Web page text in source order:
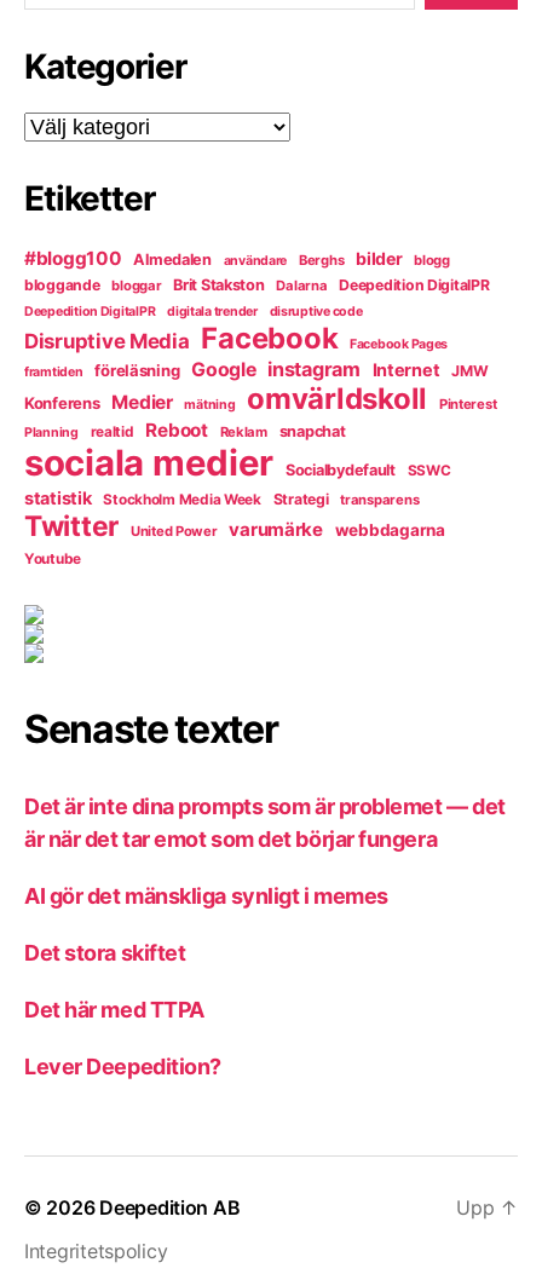
Kategorier
Kategorier
Etiketter
#blogg100 Almedalen användare Berghs bilder blogg
bloggande bloggar Brit Stakston Dalarna Deepedition DigitalPR
Deepedition DigitalPR digitala trender disruptive code
Disruptive Media Facebook
Facebook Pages
framtiden
föreläsning Google instagram Internet JMW
Konferens Medier mätning omvärldskoll Pinterest
Planning realtid Reboot Reklam snapchat
sociala medier Socialbydefault SSWC
statistik Stockholm Media Week Strategi transparens
Twitter United Power varumärke webbdagarna
Youtube
Senaste texter
Det är inte dina prompts som är problemet — det
är när det tar emot som det börjar fungera
AI gör det mänskliga synligt i memes
Det stora skiftet
Det här med TTPA
Lever Deepedition?
© 2026 Deepedition AB
Integritetspolicy
Upp ↑